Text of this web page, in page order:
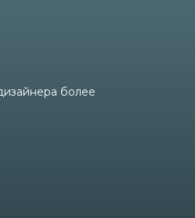
более